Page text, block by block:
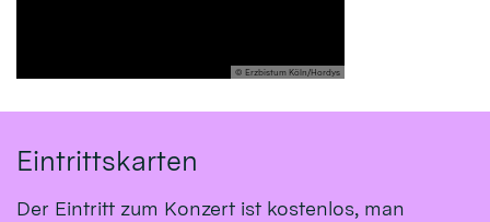
© Erzbistum Köln/Hordys
Eintrittskarten
Der Eintritt zum Konzert ist kostenlos, man